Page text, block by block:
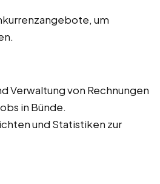
um
Verwaltung von Rechnungen
in Bünde.
und Statistiken zur